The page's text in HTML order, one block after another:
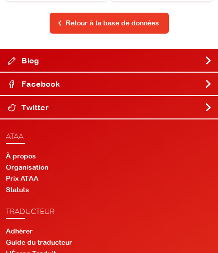
Retour à la base de données
Blog
Facebook
Twitter
ATAA
À propos
Organisation
Prix ATAA
Statuts
TRADUCTEUR
Adhérer
Guide du traducteur